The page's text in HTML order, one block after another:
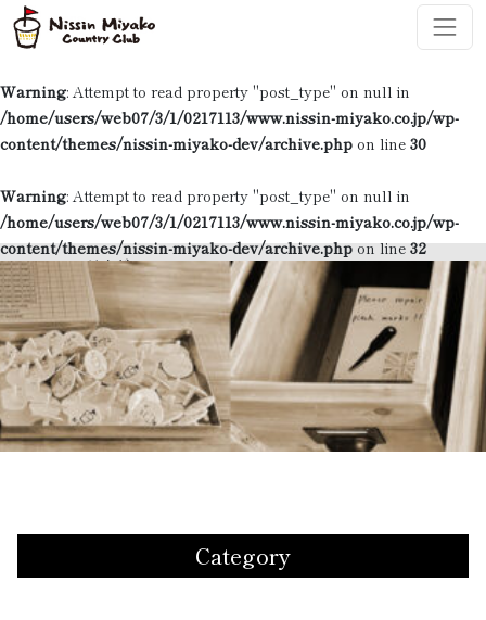
コンテンツへスキップ
メインナビゲーション
Warning: Attempt to read property "post_type" on null in
/home/users/web07/3/1/0217113/www.nissin-miyako.co.jp/wp-
content/themes/nissin-miyako-dev/archive.php on line 30
Warning: Attempt to read property "post_type" on null in
/home/users/web07/3/1/0217113/www.nissin-miyako.co.jp/wp-
content/themes/nissin-miyako-dev/archive.phpon line32
HOME>ガイダンス
画像グループ:ガイダンス
Category